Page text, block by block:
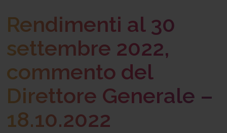
Rendimenti al 30
settembre 2022,
commento del
Direttore Generale –
18.10.2022